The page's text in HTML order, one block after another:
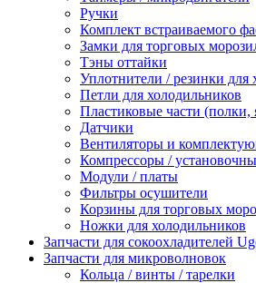
Ручки
Комплект встраиваемого
Замки для торговых
Тэны оттайки
Уплотнители / резинки для
Петли для холодильников
Пластиковые части
Датчики
Вентиляторы и
Компрессоры /
Модули / платы
Фильтры осушители
Корзины для торговых
Ножки для холодильников
Запчасти для сокоохладителей
Запчасти для микроволновок
Кольца / винты / тарелки